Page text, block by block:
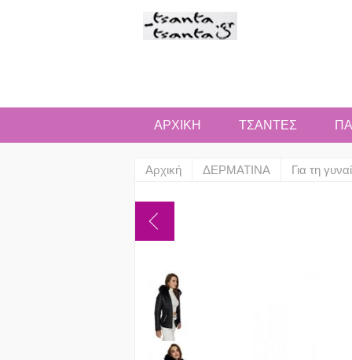
ΑΡΧΙΚΗ ΤΣΑΝΤΕΣ
Αρχική ΔΕΡΜΑΤΙΝΑ Για τη